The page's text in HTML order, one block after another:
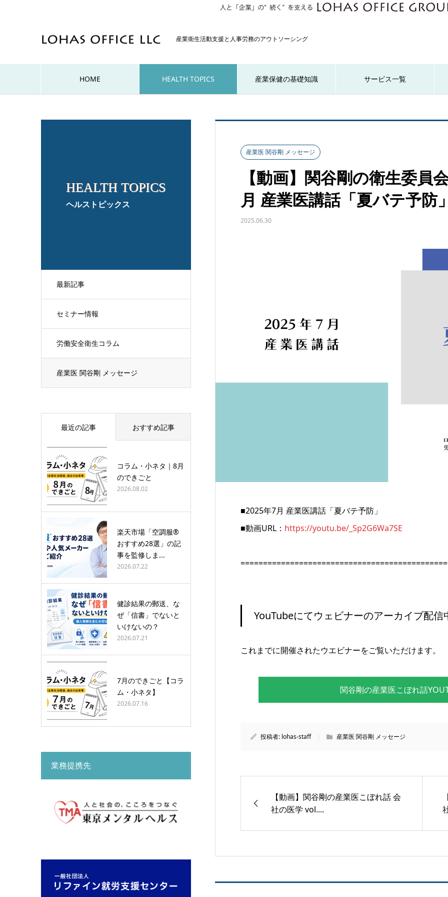
産業衛生活動支援と人事労務のアウトソーシング
HOME HEALTH TOPICS 産業保健の基礎知識 サービス一覧
HEALTH TOPICS
ヘルストピックス
最新記事
セミナー情報
労働安全衛生コラム
産業医 関谷剛 メッセージ
産業医 関谷剛 メッセージ
【動画】関谷剛の衛生委員
月 産業医講話「夏バテ予防
2025.06.30
■2025年7月 産業医講話「夏バテ予防」
■動画URL： https://youtu.be/_Sp2G6Wa7SE
YouTubeにてウェビナーのアーカイブ配信
これまでに開催されたウエビナーをご覧いただけます。
関谷剛の産業医こぼれ話
投稿者: lohas-staff 産業医 関谷剛 メッセージ
【動画】関谷剛の産業医こぼれ話 会
社の医学 vol....
最近の記事 おすすめ記事
コラム・小ネタ｜8月
のできごと
2026.08.02
楽天市場「空調服®
おすすめ28選」の記
事を監修しま...
2026.07.22
健診結果の郵送、な
ぜ「信書」でないと
いけないの？
2026.07.21
7月のできごと【コラ
ム・小ネタ】
2026.07.16
業務提携先